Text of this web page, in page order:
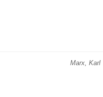
Marx, Karl